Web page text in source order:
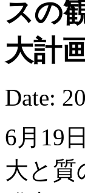
スの
大計
Date:
6月19
大と質